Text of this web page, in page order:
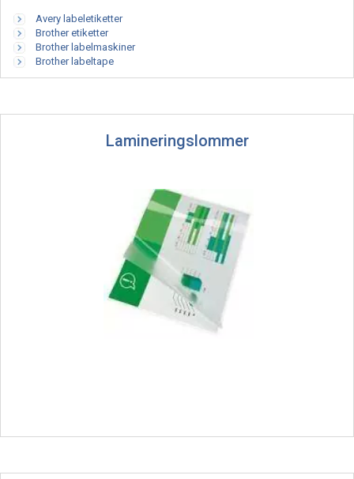
Avery labeletiketter
Brother etiketter
Brother labelmaskiner
Brother labeltape
Lamineringslommer